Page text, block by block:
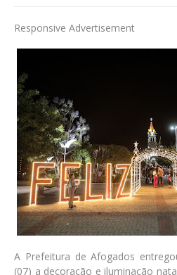
Responsive Advertisement
A Prefeitura de Afogados
(07) a decoração e iluminação